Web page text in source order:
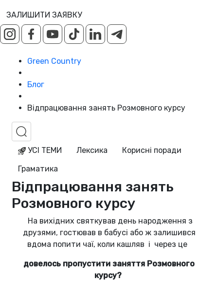
ЗАЛИШИТИ ЗАЯВКУ
Green Country
Блог
Відпрацювання занять Розмовного курсу
УСІ ТЕМИ Лексика
Корисні поради
Граматика
Відпрацювання занять
Розмовного курсу
На вихідних святкував день народження з
друзями, гостював в бабусі або ж залишився
вдома попити чаї, коли кашляв і через це
довелось пропустити заняття Розмовного
курсу?